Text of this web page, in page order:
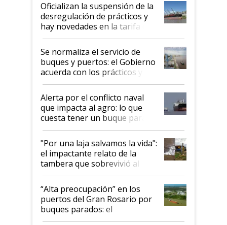
Oficializan la suspensión de la
desregulación de prácticos y
hay novedades en la tarifa de
la hidrovía
Se normaliza el servicio de
buques y puertos: el Gobierno
acuerda con los prácticos y
suspende el decreto de
desregulación
Alerta por el conflicto naval
que impacta al agro: lo que
cuesta tener un buque parado
y el peligro de que Argentina
pase a ser "país sucio"
"Por una laja salvamos la vida":
el impactante relato de la
tambera que sobrevivió al
tornado
“Alta preocupación” en los
puertos del Gran Rosario por
buques parados: el
funcionamiento de las